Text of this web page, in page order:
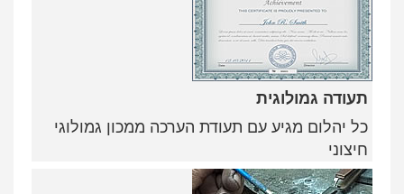
תעודה גמולוגית
כל יהלום מגיע עם תעודת הערכה ממכון גמולוגי
חיצוני